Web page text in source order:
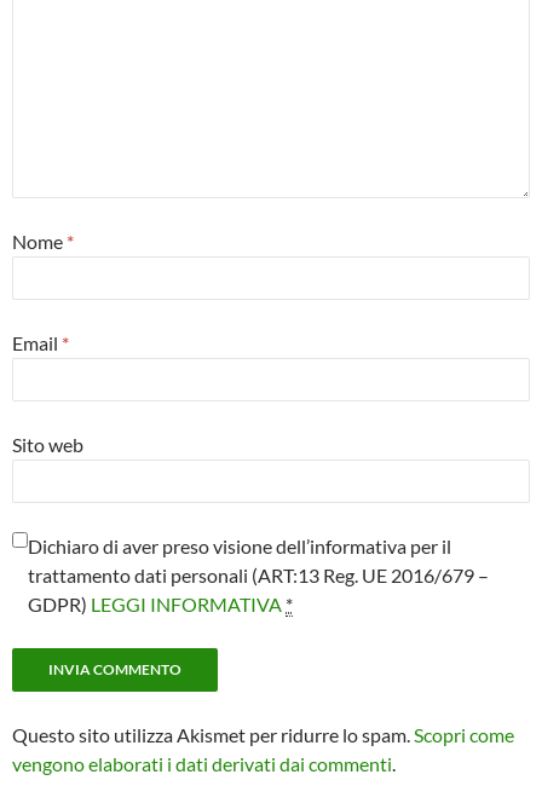
Nome *
Email *
Sito web
Dichiaro di aver preso visione dell’informativa per il
trattamento dati personali (ART:13 Reg. UE 2016/679 –
GDPR) LEGGI INFORMATIVA *
Questo sito utilizza Akismet per ridurre lo spam.Scopri come
vengono elaborati i dati derivati dai commenti.